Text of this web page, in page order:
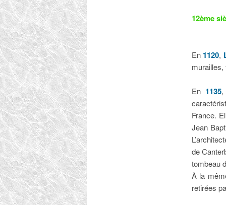
12ème
En 1120,
En 1135
France.
Jean
de
tombeau
À la
retirées